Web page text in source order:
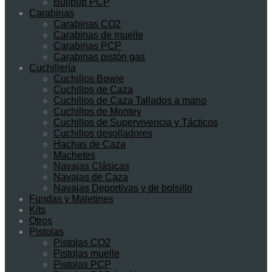
Bullpup PCP
Carabinas
Carabinas CO2
Carabinas de muelle
Carabinas PCP
Carabinas pistón gas
Cuchillería
Cuchillos Bowie
Cuchillos de Caza
Cuchillos de Caza Tallados a mano
Cuchillos de Montey
Cuchillos de Supervivencia y Tácticos
Cuchillos desolladores
Hachas de Caza
Machetes
Navajas Clásicas
Navajas de Caza
Navajas Deportivas y de bolsillo
Fundas y Maletines
Kits
Otros
Pistolas
Pistolas CO2
Pistolas muelle
Pistolas PCP